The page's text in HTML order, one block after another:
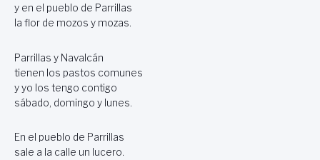
y en el pueblo de Parrillas
la flor de mozos y mozas.
Parrillas y Navalcán
tienen los pastos comunes
y yo los tengo contigo
sábado, domingo y lunes.
En el pueblo de Parrillas
sale a la calle un lucero.